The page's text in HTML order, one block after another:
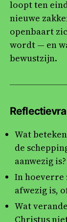
loopt ten
nieuwe
openbaart
wordt — en
bewustzijn.
Wat
de
aanwezig is?
In hoeverre
afwezig is,
Wat
Christus